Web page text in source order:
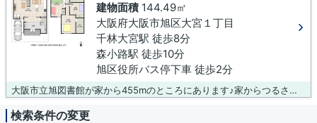
建物面積144.49㎡
大阪府大阪市旭区大宮１丁目
千林大宮駅 徒歩8分
森小路駅 徒歩10分
旭区役所バス停下車 徒歩2分
大阪市立旭図書館が家から455mのところにあります♪家からつるさき診療所まで319mです♪駅まで徒歩8分の場所にある物件です♪日当たりを重視している方に適した南側道路になります♪不動産の購入は、人生の中でも大きなお買い物です♪当社スタッフが不動産購入をしっかりサポートいたしますので、どうぞ安心してお任せください(*^_^*)
検索条件の変更